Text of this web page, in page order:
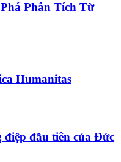
Phân Tích Từ
Humanitas
đầu tiên của Đức